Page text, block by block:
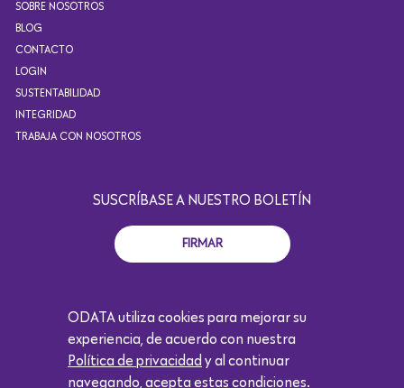
SOBRE NOSOTROS
BLOG
CONTACTO
LOGIN
SUSTENTABILIDAD
INTEGRIDAD
TRABAJA CON NOSOTROS
SUSCRÍBASE A NUESTRO BOLETÍN
FIRMAR
+55 11 4871.2924
CONTATO@ODATACOLOCATION.COM
ODATA utiliza cookies para mejorar su
experiencia, de acuerdo con nuestra
Política de privacidad y al continuar
navegando, acepta estas condiciones.